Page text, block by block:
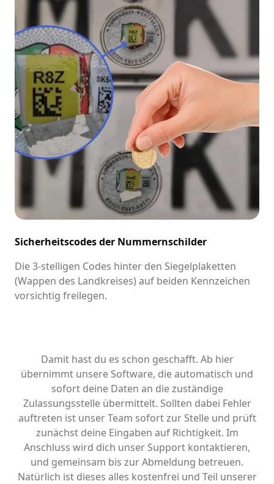
Sicherheitscodes der Nummernschilder
Die 3-stelligen Codes hinter den Siegelplaketten
(Wappen des Landkreises) auf beiden Kennzeichen
vorsichtig freilegen.
Damit hast du es schon geschafft. Ab hier
übernimmt unsere Software, die automatisch und
sofort deine Daten an die zuständige
Zulassungsstelle übermittelt. Sollten dabei Fehler
auftreten ist unser Team sofort zur Stelle und prüft
zunächst deine Eingaben auf Richtigkeit. Im
Anschluss wird dich unser Support kontaktieren,
und gemeinsam bis zur Abmeldung betreuen.
Natürlich ist dieses alles kostenfrei und Teil unserer